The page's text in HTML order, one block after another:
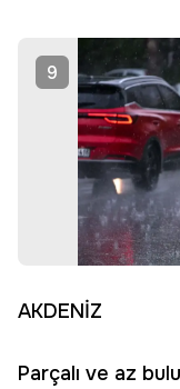
9
AKDENİZ
Parçalı ve az